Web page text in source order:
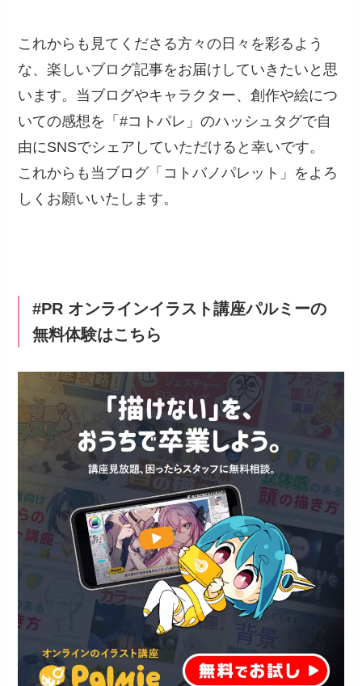
これからも見てくださる方々の日々を彩るよう
な、楽しいブログ記事をお届けしていきたいと思
います。当ブログやキャラクター、創作や絵につ
いての感想を「#コトパレ」のハッシュタグで自
由にSNSでシェアしていただけると幸いです。
これからも当ブログ「コトバノパレット」をよろ
しくお願いいたします。
#PR オンラインイラスト講座パルミーの
無料体験はこちら